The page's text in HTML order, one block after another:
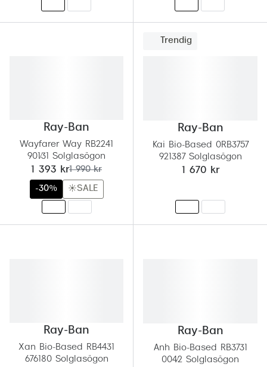
Ray-Ban
Wayfarer Way RB2241
901/31 Solglasögon
nu:
1 393 krtidigare pris:
1 990 kr
-30% ☀️SALE
Trendig
Ray-Ban
Kai Bio-Based 0RB3757
921387 Solglasögon
1 670 kr
Ray-Ban
Xan Bio-Based RB4431
676180 Solglasögon
Ray-Ban
Anh Bio-Based RB3731
004/2 Solglasögon